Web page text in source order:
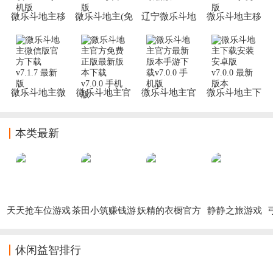
微乐斗地主移
版下载
微乐斗地主(免
辽宁微乐斗地
微乐斗地主移
微乐斗地主微
微乐斗地主官
微乐斗地主官
微乐斗地主下
本类最新
天天抢车位游戏茶田小筑赚钱游妖精的衣橱官方
静静之旅游戏
休闲益智排行